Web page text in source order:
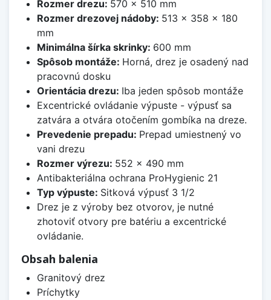
Rozmer drezu: 570 x 510 mm
Rozmer drezovej nádoby: 513 x 358 x 180
mm
Minimálna šírka skrinky: 600 mm
Spôsob montáže: Horná, drez je osadený nad
pracovnú dosku
Orientácia drezu: Iba jeden spôsob montáže
Excentrické ovládanie výpuste - výpusť sa
zatvára a otvára otočením gombíka na dreze.
Prevedenie prepadu: Prepad umiestnený vo
vani drezu
Rozmer výrezu: 552 x 490 mm
Antibakteriálna ochrana ProHygienic 21
Typ výpuste: Sitková výpusť 3 1/2
Drez je z výroby bez otvorov, je nutné
zhotoviť otvory pre batériu a excentrické
ovládanie.
Obsah balenia
Granitový drez
Príchytky